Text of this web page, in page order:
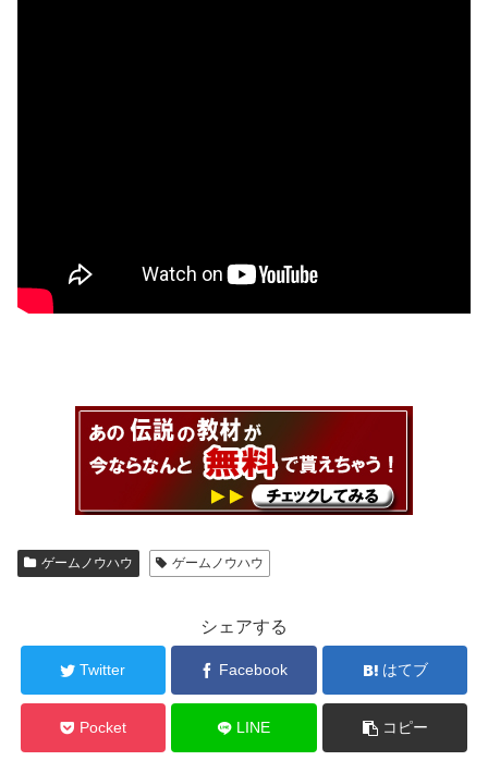
ゲームノウハウ ゲームノウハウ
シェアする
Twitter Facebook はてブ
Pocket LINE コピー